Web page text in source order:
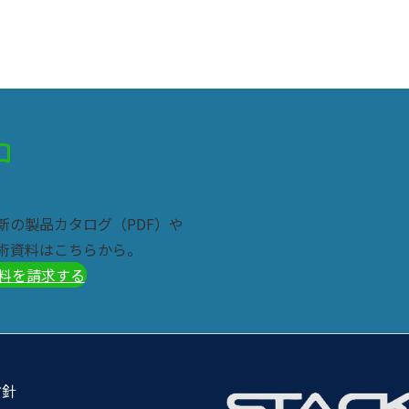
の製品カタログ（PDF）や
資料はこちらから。
を請求する